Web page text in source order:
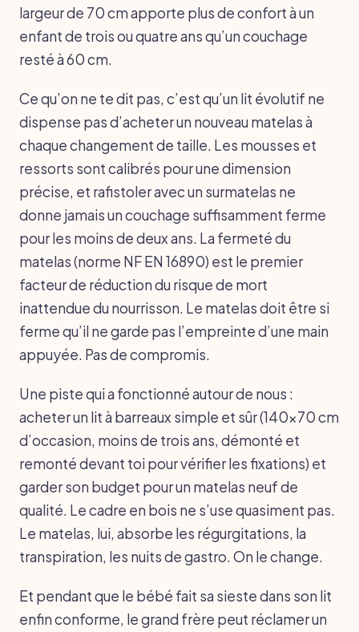
largeur de 70 cm apporte plus de confort à un
enfant de trois ou quatre ans qu’un couchage
resté à 60 cm.
Ce qu’on ne te dit pas, c’est qu’un lit évolutif ne
dispense pas d’acheter un nouveau matelas à
chaque changement de taille. Les mousses et
ressorts sont calibrés pour une dimension
précise, et rafistoler avec un surmatelas ne
donne jamais un couchage suffisamment ferme
pour les moins de deux ans. La fermeté du
matelas (norme NF EN 16890) est le premier
facteur de réduction du risque de mort
inattendue du nourrisson. Le matelas doit être si
ferme qu’il ne garde pas l’empreinte d’une main
appuyée. Pas de compromis.
Une piste qui a fonctionné autour de nous :
acheter un lit à barreaux simple et sûr (140x70 cm
d’occasion, moins de trois ans, démonté et
remonté devant toi pour vérifier les fixations) et
garder son budget pour un matelas neuf de
qualité. Le cadre en bois ne s’use quasiment pas.
Le matelas, lui, absorbe les régurgitations, la
transpiration, les nuits de gastro. On le change.
Et pendant que le bébé fait sa sieste dans son lit
enfin conforme, le grand frère peut réclamer un